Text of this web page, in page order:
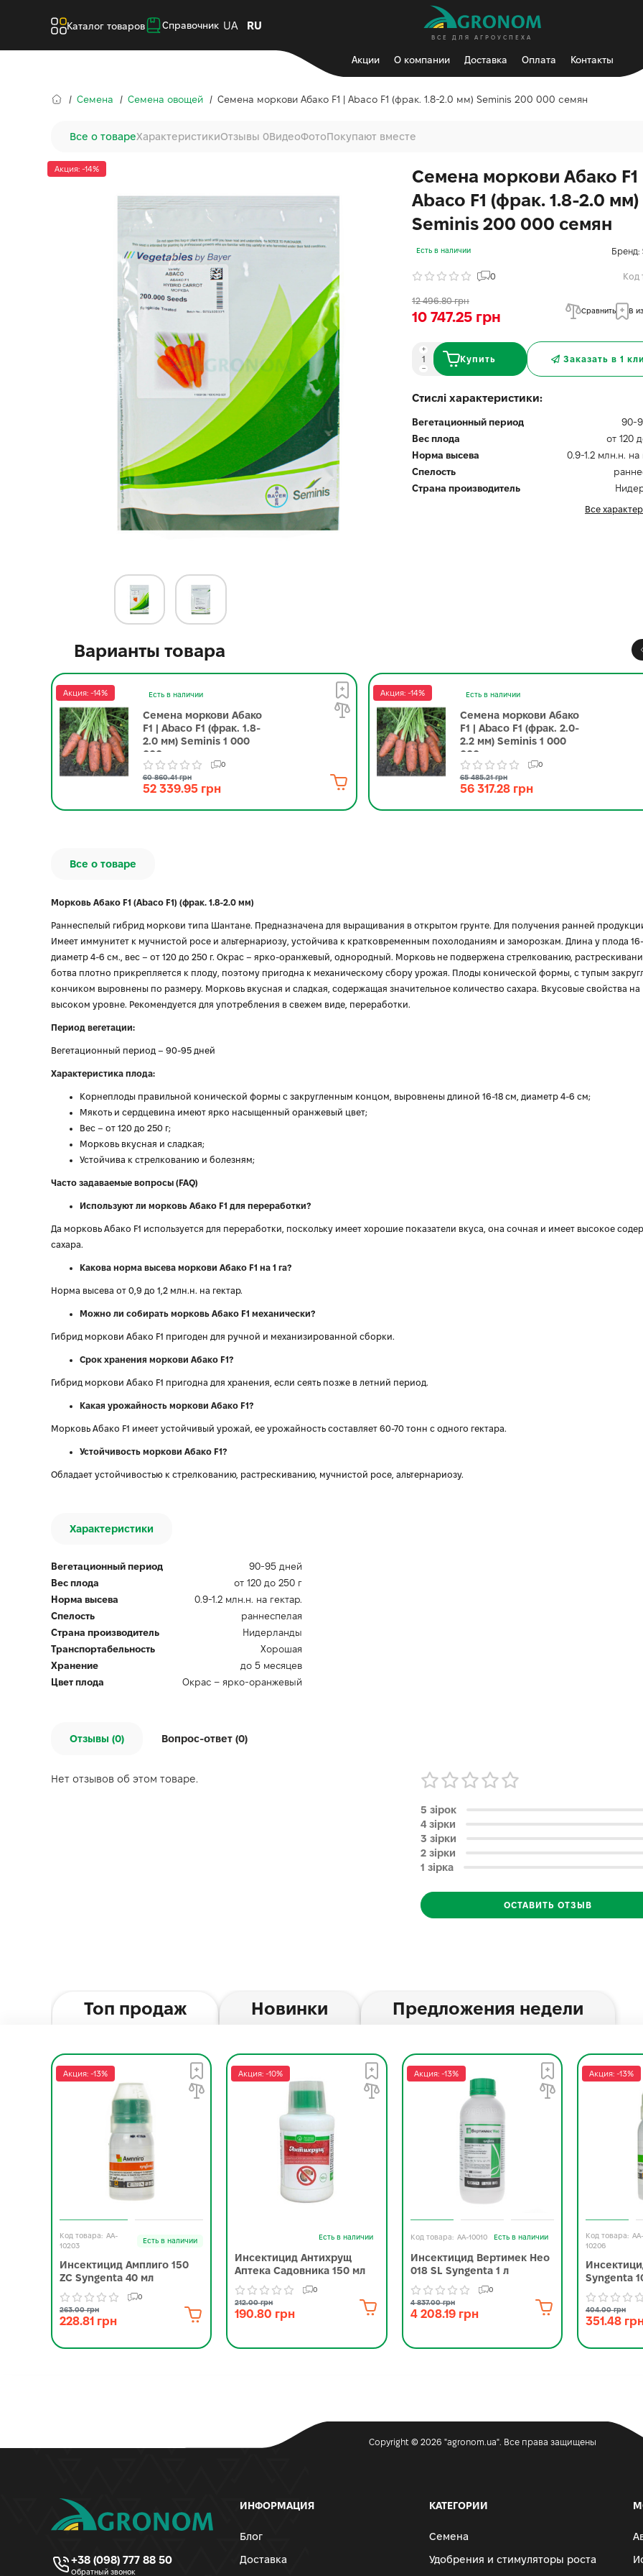
Каталог товаров Справочник UA RU
ВСЕ ДЛЯ АГРОУСПЕХА
Акции О компании Доставка Оплата Контакты
Семена Семена овощей Семена моркови Абако F1 | Abaco F1 (фрак. 1.8-2.0 мм) Seminis 200 000 семян
Все о товареХарактеристикиОтзывы 0ВидеоФотоПокупают вместе
Акция: -14%
Семена моркови Абако F1
Abaco F1 (фрак. 1.8-2.0 мм)
Seminis 200 000 семян
Есть в наличии Бренд:
0 Код
12 496.80 грн
10 747.25 грн Сравнить В
Купить Заказать в 1
Стислі характеристики:
Вегетационный период
90-
Вес плода
от 120
Норма высева
0.9-1.2 млн.н. на
Спелость
Страна производитель
Все
Варианты товара
Акция: -14% Есть в наличии
Семена моркови Абако
F1 | Abaco F1 (фрак. 1.8-
2.0 мм) Seminis 1 000
000 семян
0
60 860.41 грн
52 339.95 грн
Акция: -14% Есть в наличии
Семена моркови Абако
F1 | Abaco F1 (фрак. 2.0-
2.2 мм) Seminis 1 000
000 семян
0
65 485.21 грн
56 317.28 грн
Все о товаре
Морковь Абако F1 (Abaco F1) (фрак. 1.8-2.0 мм)
Раннеспелый гибрид моркови типа Шантане. Предназначена для выращивания в открытом грунте. Для получения ранней
Имеет иммунитет к мучнистой росе и альтернариозу, устойчива к кратковременным похолоданиям и заморозкам. Длина у плода 16-
диаметр 4-6 см., вес – от 120 до 250 г. Окрас – ярко-оранжевый, однородный. Морковь не подвержена стрелкованию,
ботва плотно прикрепляется к плоду, поэтому пригодна к механическому сбору урожая. Плоды конической формы, с тупым
кончиком выровнены по размеру. Морковь вкусная и сладкая, содержащая значительное количество сахара. Вкусовые свойства на
высоком уровне. Рекомендуется для употребления в свежем виде, переработки.
Период вегетации:
Вегетационный период – 90-95 дней
Характеристика плода:
Корнеплоды правильной конической формы с закругленным концом, выровнены длиной 16-18 см, диаметр 4-6 см;
Мякоть и сердцевина имеют ярко насыщенный оранжевый цвет;
Вес – от 120 до 250 г;
Морковь вкусная и сладкая;
Устойчива к стрелкованию и болезням;
Часто задаваемые вопросы (FAQ)
Используют ли морковь Абако F1 для переработки?
Да морковь Абако F1 используется для переработки, поскольку имеет хорошие показатели вкуса, она сочная и имеет высокое
сахара.
Какова норма высева моркови Абако F1 на 1 га?
Норма высева от 0,9 до 1,2 млн.н. на гектар.
Можно ли собирать морковь Абако F1 механически?
Гибрид моркови Абако F1 пригоден для ручной и механизированной сборки.
Срок хранения моркови Абако F1?
Гибрид моркови Абако F1 пригодна для хранения, если сеять позже в летний период.
Какая урожайность моркови Абако F1?
Морковь Абако F1 имеет устойчивый урожай, ее урожайность составляет 60-70 тонн с одного гектара.
Устойчивость моркови Абако F1?
Обладает устойчивостью к стрелкованию, растрескиванию, мучнистой росе, альтернариозу.
Характеристики
Вегетационный период
90-95 дней
Вес плода
от 120 до 250 г
Норма высева
0.9-1.2 млн.н. на гектар.
Спелость
раннеспелая
Страна производитель
Нидерланды
Транспортабельность
Хорошая
Хранение
до 5 месяцев
Цвет плода
Окрас – ярко-оранжевый
Отзывы (0) Вопрос-ответ (0)
Нет отзывов об этом товаре.
5 зірок
4 зірки
3 зірки
2 зірки
1 зірка
ОСТАВИТЬ ОТЗЫВ
Топ продаж Новинки Предложения недели
Акция: -13%
AA-
10203
Есть в наличии
Инсектицид Амплиго 150
ZC Syngenta 40 мл
0
263.00 грн
228.81 грн
Акция: -10%
Есть в наличии
Инсектицид Антихрущ
Аптека Садовника 150 мл
0
212.00 грн
190.80 грн
Акция: -13%
AA-10010 Есть в наличии
Инсектицид Вертимек Нео
018 SL Syngenta 1 л
0
4 837.00 грн
4 208.19 грн
Акция: -13%
AA-
10206
Syngenta
404.00 грн
351.48
Copyright © 2026 "agronom.ua". Все права защищены
+38 (098) 777 88 50
Обратный звонок
ИНФОРМАЦИЯ
Блог
Доставка
КАТЕГОРИИ
Семена
Удобрения и стимуляторы роста